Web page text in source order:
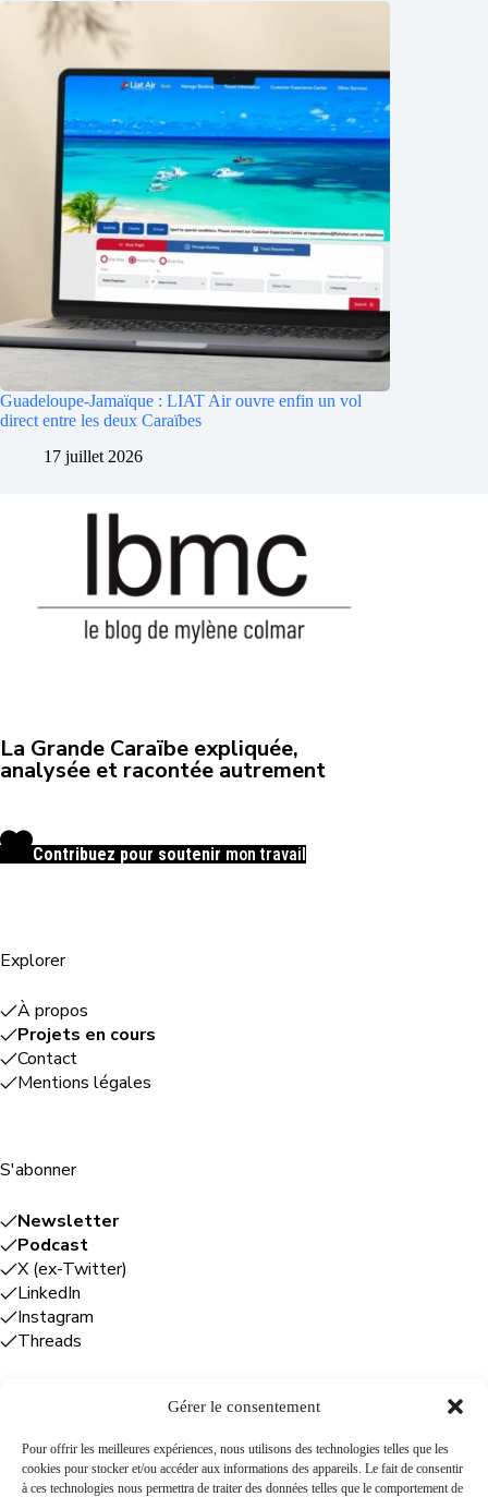
Gérer le consentement
Pour offrir les meilleures expériences, nous utilisons des technologies telles que les
cookies pour stocker et/ou accéder aux informations des appareils. Le fait de consentir
à ces technologies nous permettra de traiter des données telles que le comportement de
Guadeloupe-Jamaïque : LIAT Air ouvre enfin un vol
direct entre les deux Caraïbes
17 juillet 2026
La Grande Caraïbe expliquée,
analysée et racontée autrement
Contribuez pour soutenir mon travail
Explorer
À propos
Projets en cours
Contact
Mentions légales
S'abonner
Newsletter
Podcast
X (ex-Twitter)
LinkedIn
Instagram
Threads
Plume Caraïbe: conseil éditorial +